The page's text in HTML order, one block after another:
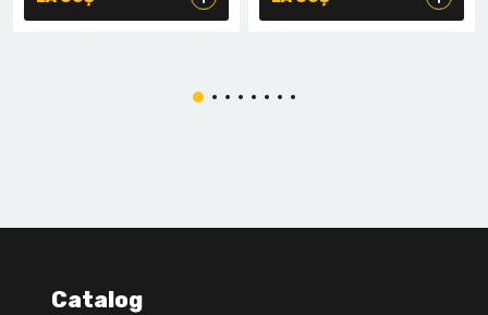
Catalog